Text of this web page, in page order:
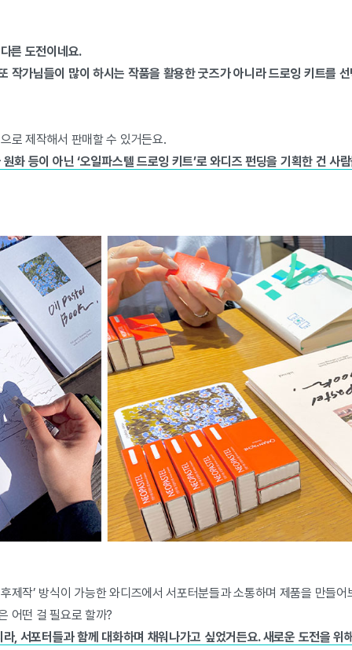
른 도전이네요.
작가님들이 많이 하시는 작품을 활용한 굿즈가 아니라 드로잉 키트를
로 제작해서 판매할 수 있거든요.
화 등이 아닌 ‘오일파스텔 드로잉 키트’로 와디즈 펀딩을 기획한 건 사
제작’ 방식이 가능한 와디즈에서 서포터분들과 소통하며 제품을 만들어
어떤 걸 필요로 할까?
, 서포터들과 함께 대화하며 채워나가고 싶었거든요. 새로운 도전을 위